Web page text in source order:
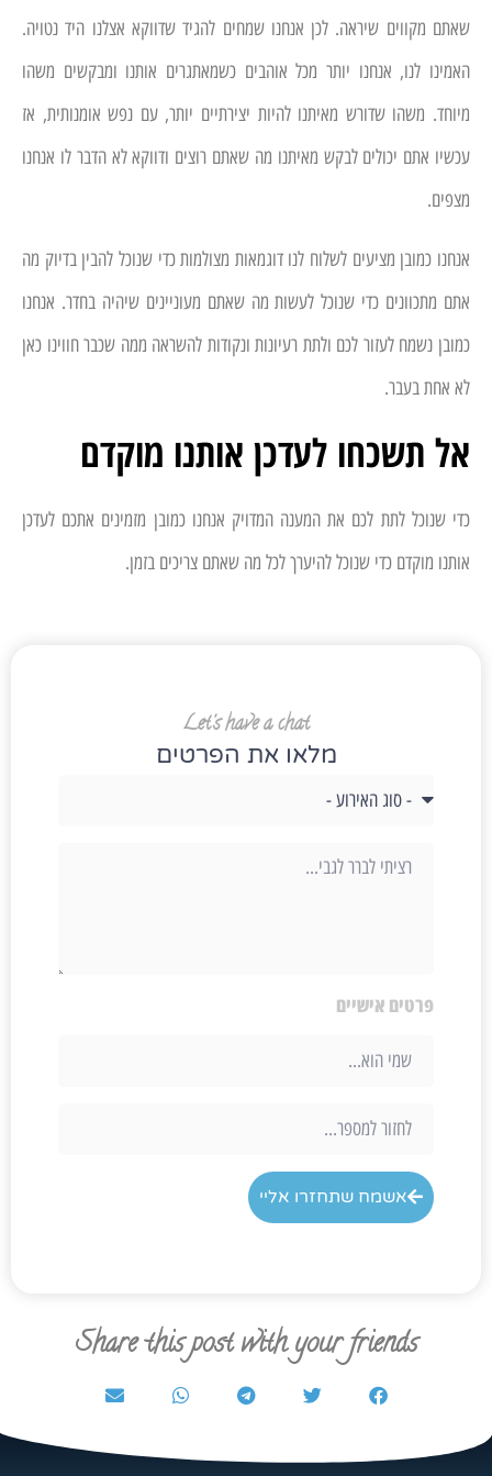
Let's have a chat
מלאו את הפרטים
פרטים אישיים
אשמח שתחזרו אליי
שאתם מקווים שיראה. לכן אנחנו שמחים להגיד שדווקא אצלנו היד נטויה.
האמינו לנו, אנחנו יותר מכל אוהבים כשמאתגרים אותנו ומבקשים משהו
מיוחד. משהו שדורש מאיתנו להיות יצירתיים יותר, עם נפש אומנותית, אז
עכשיו אתם יכולים לבקש מאיתנו מה שאתם רוצים ודווקא לא הדבר לו אנחנו
מצפים.
אנחנו כמובן מציעים לשלוח לנו דוגמאות מצולמות כדי שנוכל להבין בדיוק מה
אתם מתכוונים כדי שנוכל לעשות מה שאתם מעוניינים שיהיה בחדר. אנחנו
כמובן נשמח לעזור לכם ולתת רעיונות ונקודות להשראה ממה שכבר חווינו כאן
לא אחת בעבר.
אל תשכחו לעדכן אותנו מוקדם
כדי שנוכל לתת לכם את המענה המדויק אנחנו כמובן מזמינים אתכם לעדכן
אותנו מוקדם כדי שנוכל להיערך לכל מה שאתם צריכים בזמן.
Share this post with your friends